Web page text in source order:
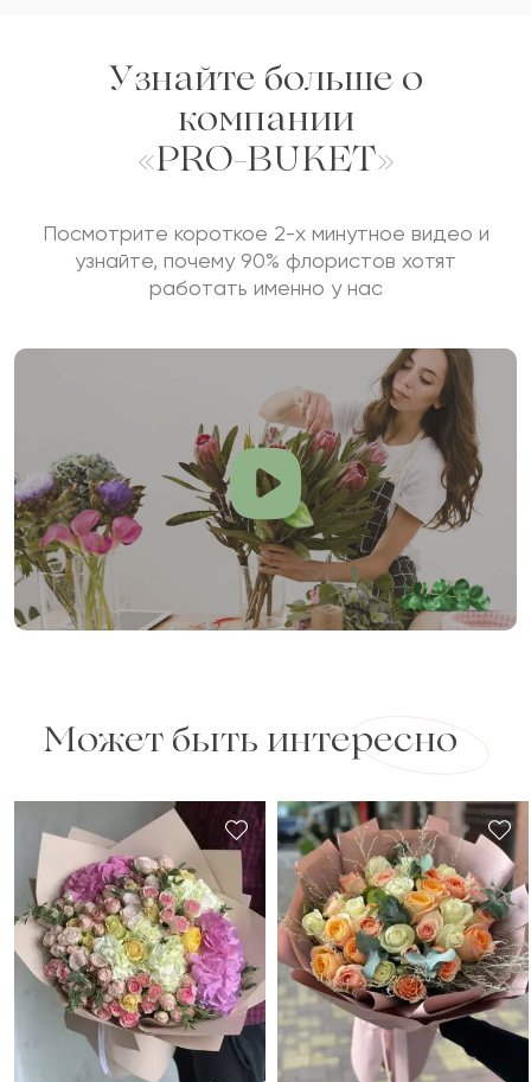
Узнайте больше о
компании
«PRO-BUKET»
Посмотрите короткое 2-х минутное видео и
узнайте, почему 90% флористов хотят
работать именно у нас
Может быть интересно